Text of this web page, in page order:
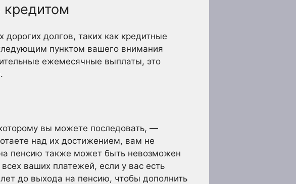
кредитом
дорогих долгов, таких как кредитные
пунктом вашего внимания
ежемесячные выплаты, это
вы можете последовать, —
над их достижением, вам не
пенсию также может быть невозможен
ваших платежей, если у вас есть
до выхода на пенсию, чтобы дополнить